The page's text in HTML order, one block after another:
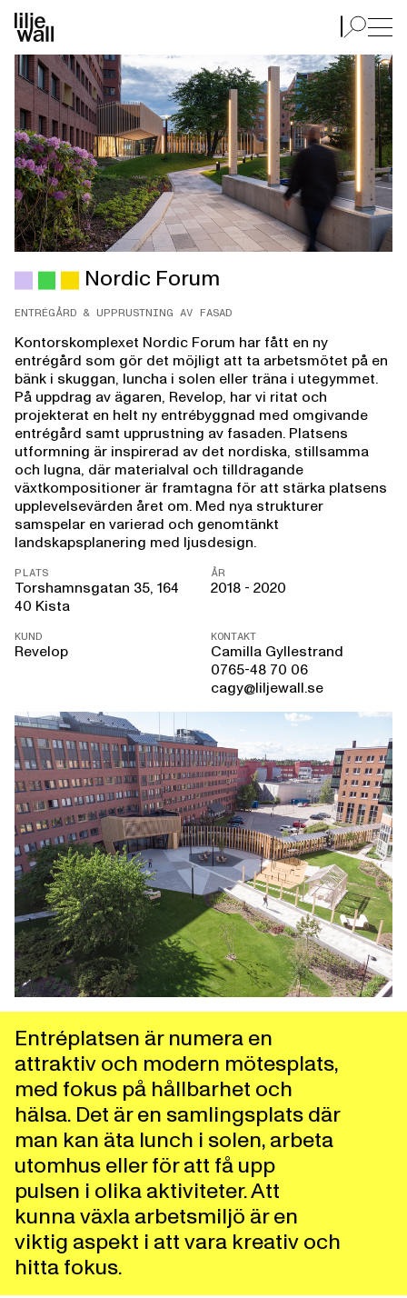
Nordic Forum
Nordic Forum
ENTRÉGÅRD & UPPRUSTNING AV FASAD
Kontorskomplexet Nordic Forum har fått en ny
entrégård som gör det möjligt att ta arbetsmötet på en
bänk i skuggan, luncha i solen eller träna i utegymmet.
På uppdrag av ägaren, Revelop, har vi ritat och
projekterat en helt ny entrébyggnad med omgivande
entrégård samt upprustning av fasaden. Platsens
utformning är inspirerad av det nordiska, stillsamma
och lugna, där materialval och tilldragande
växtkompositioner är framtagna för att stärka platsens
upplevelsevärden året om. Med nya strukturer
samspelar en varierad och genomtänkt
landskapsplanering med ljusdesign.
ÅR
2018 - 2020
PLATS
Torshamnsgatan 35, 164
40 Kista
KUND
Revelop
KONTAKT
Camilla Gyllestrand
0765-48 70 06
cagy@liljewall.se
Entréplatsen är numera en
attraktiv och modern mötesplats,
med fokus på hållbarhet och
hälsa. Det är en samlingsplats där
man kan äta lunch i solen, arbeta
utomhus eller för att få upp
pulsen i olika aktiviteter. Att
kunna växla arbetsmiljö är en
viktig aspekt i att vara kreativ och
hitta fokus.